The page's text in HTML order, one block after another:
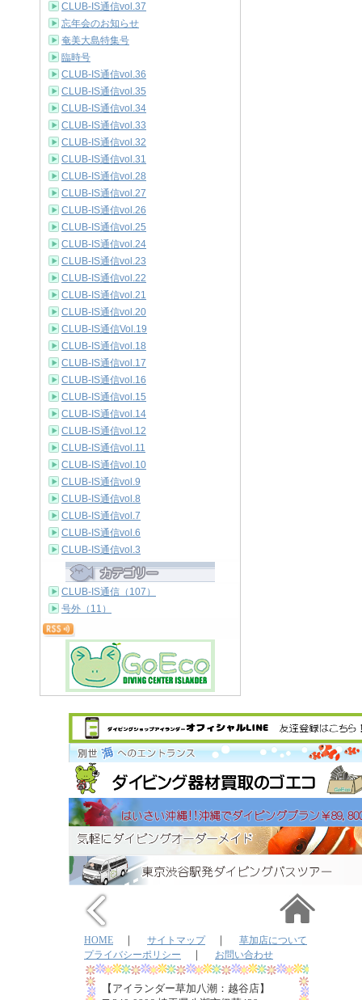
CLUB-IS通信vol.37
忘年会のお知らせ
奄美大島特集号
臨時号
CLUB-IS通信vol.36
CLUB-IS通信vol.35
CLUB-IS通信vol.34
CLUB-IS通信vol.33
CLUB-IS通信vol.32
CLUB-IS通信vol.31
CLUB-IS通信vol.28
CLUB-IS通信vol.27
CLUB-IS通信vol.26
CLUB-IS通信vol.25
CLUB-IS通信vol.24
CLUB-IS通信vol.23
CLUB-IS通信vol.22
CLUB-IS通信vol.21
CLUB-IS通信vol.20
CLUB-IS通信Vol.19
CLUB-IS通信vol.18
CLUB-IS通信vol.17
CLUB-IS通信vol.16
CLUB-IS通信vol.15
CLUB-IS通信vol.14
CLUB-IS通信vol.12
CLUB-IS通信vol.11
CLUB-IS通信vol.10
CLUB-IS通信vol.9
CLUB-IS通信vol.8
CLUB-IS通信vol.7
CLUB-IS通信vol.6
CLUB-IS通信vol.3
CLUB-IS通信（107）
号外（11）
HOME ｜ サイトマップ｜ 草加店について
プライバシーポリシー
｜ お問い合わせ
【アイランダー草加八潮：越谷店】